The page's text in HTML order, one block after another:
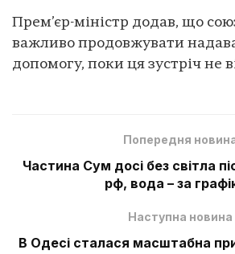
Прем’єр-міністр додав, що
важливо продовжувати
допомогу, поки ця зустріч не
Попередня
Частина Сум досі без світла
рф, вода – за
Наступна новина
В Одесі сталася масштабна